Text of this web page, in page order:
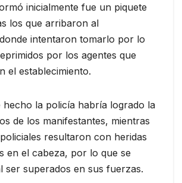
inicialmente fue un piquete
los que arribaron al
intentaron tomarlo por lo
por los agentes que
el establecimiento.
hecho la policía habría logrado la
de los manifestantes, mientras
resultaron con heridas
en el cabeza, por lo que se
ser superados en sus fuerzas.